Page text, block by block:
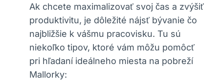
Ak chcete maximalizovať svoj čas a zvýšiť
produktivitu, je dôležité nájsť bývanie čo
najbližšie k vášmu pracovisku. Tu sú
niekoľko tipov, ktoré vám môžu pomôcť
pri hľadaní ideálneho miesta na pobreží
Mallorky: